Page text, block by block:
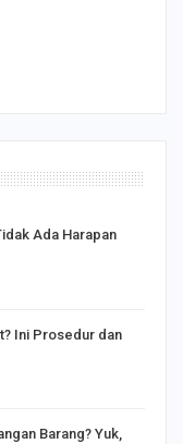
Ada Harapan
Ini Prosedur dan
Barang? Yuk,